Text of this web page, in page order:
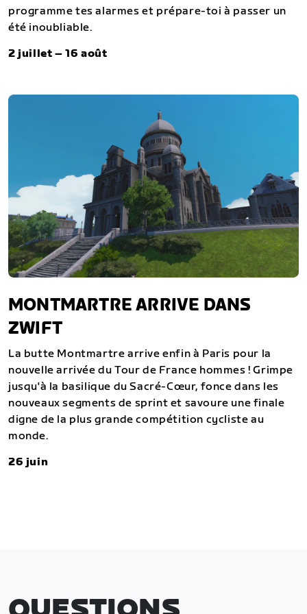
programme tes alarmes et prépare-toi à passer un
été inoubliable.
2 juillet – 16 août
MONTMARTRE ARRIVE DANS
ZWIFT
La butte Montmartre arrive enfin à Paris pour la
nouvelle arrivée du Tour de France hommes ! Grimpe
jusqu'à la basilique du Sacré-Cœur, fonce dans les
nouveaux segments de sprint et savoure une finale
digne de la plus grande compétition cycliste au
monde.
26 juin